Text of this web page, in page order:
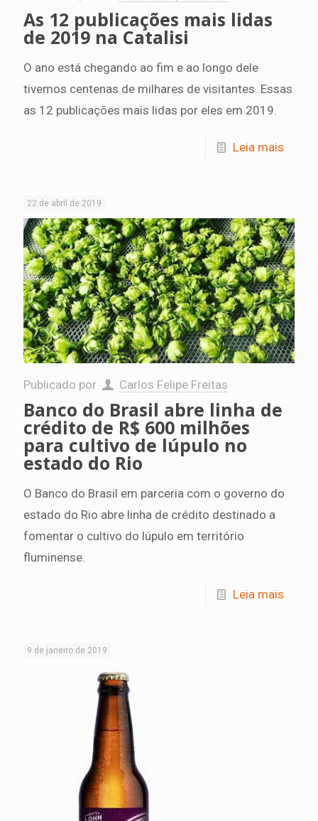
As 12 publicações mais lidas
de 2019 na Catalisi
O ano está chegando ao fim e ao longo dele
tivemos centenas de milhares de visitantes. Essas
as 12 publicações mais lidas por eles em 2019.
Leia mais
22 de abril de 2019
Publicado por Carlos Felipe Freitas
Banco do Brasil abre linha de
crédito de R$ 600 milhões
para cultivo de lúpulo no
estado do Rio
O Banco do Brasil em parceria com o governo do
estado do Rio abre linha de crédito destinado a
fomentar o cultivo do lúpulo em território
fluminense.
Leia mais
9 de janeiro de 2019